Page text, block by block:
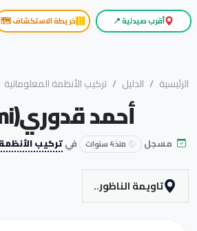
أقرب صيدلية 📍 خريطة الاستكشاف 🗺️
الرئيسية الدليل تركيب الأنظمة المعلوماتية
أحمد قدوري(himmi)
مسجل منذ 4 سنوات فيتركيب
تاويمة الناظور..